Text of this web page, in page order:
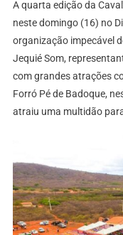
A quarta edição da
neste domingo (16) no
organização impecável
Jequié Som,
com grandes atrações
Forró Pé de Badoque,
atraiu uma multidão